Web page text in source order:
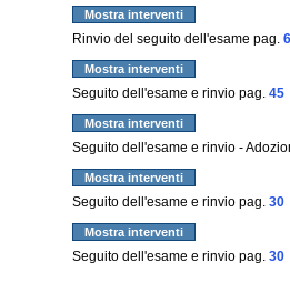
Mostra interventi
Rinvio del seguito dell'esame pag.
Mostra interventi
Seguito dell'esame e rinvio pag. 45
Mostra interventi
Seguito dell'esame e rinvio -
Mostra interventi
Seguito dell'esame e rinvio pag. 30
Mostra interventi
Seguito dell'esame e rinvio pag. 30